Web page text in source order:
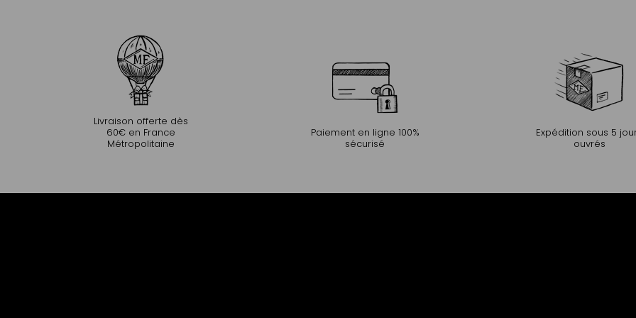
Livraison offerte dès
60€ en France
Métropolitaine
Paiement en ligne 100%
sécurisé
Expédition sous 5
ouvrés